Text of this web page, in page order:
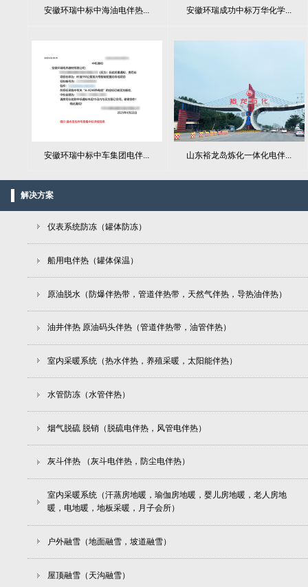
安徽环瑞中标中海油电伴热... 安徽环瑞成功中标万华化学...
安徽环瑞中标中车集团电伴... 山东裕龙岛炼化一体化电伴...
解决方案
仪表系统防冻（罐体防冻）
船用电伴热（罐体保温）
原油脱水（防爆伴热带，管道伴热带，天然气伴热，导热油伴热）
油井伴热 原油码头伴热（管道伴热带，油管伴热）
室内采暖系统（热水伴热，养殖采暖，太阳能伴热）
水管防冻（水管伴热）
烟气脱硫 脱销（脱硫电伴热，风管电伴热）
灰斗伴热 （灰斗电伴热，防尘电伴热）
室内采暖系统（汗蒸房地暖，瑜伽房地暖，婴儿房地暖，老人房地
暖，电地暖，地板采暖，月子会所）
户外融雪（地面融雪，坡道融雪）
屋顶融雪（天沟融雪）